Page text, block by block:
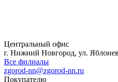
Центральный офис
г. Нижний Новгород, ул.
Все филиалы
zgorod-nn@zgorod-nn.ru
Покупателю